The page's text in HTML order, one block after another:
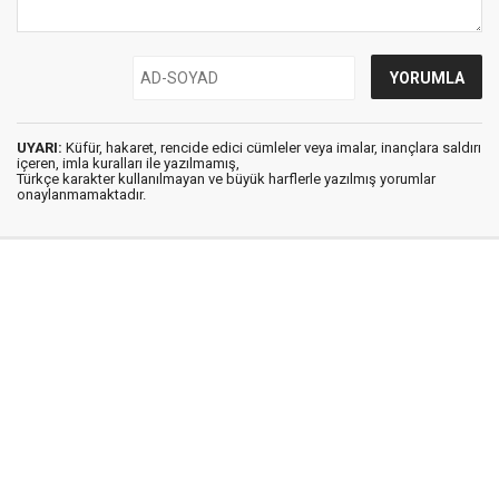
UYARI: Küfür, hakaret, rencide edici cümleler veya imalar, inançlara saldırı
içeren, imla kuralları ile yazılmamış,
Türkçe karakter kullanılmayan ve büyük harflerle yazılmış yorumlar
onaylanmamaktadır.